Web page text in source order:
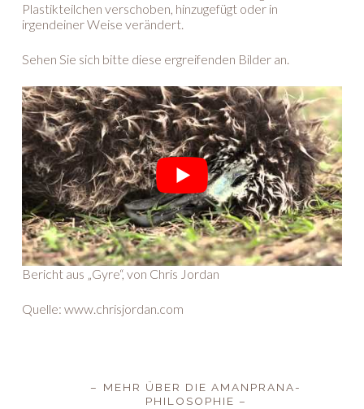
Plastikteilchen verschoben, hinzugefügt oder in
irgendeiner Weise verändert.
Sehen Sie sich bitte diese ergreifenden Bilder an.
Bericht aus „Gyre“, von Chris Jordan
Quelle: www.chrisjordan.com
– MEHR ÜBER DIE AMANPRANA-
PHILOSOPHIE –